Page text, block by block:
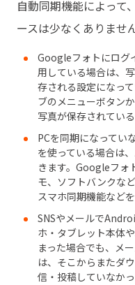
自動同期機能によって
ースは少なくありませ
Googleフォトにログ
用している場合は、
存される設定になっ
ブのメニューボタン
写真が保存されてい
PCを同期になってい
を使っている場合は
きます。Googleフォ
モ、ソフトバンクな
スマホ同期機能など
SNSやメールで
ホ・タブレット本体
まった場合でも、メ
は、そこからまたダ
信・投稿していなか